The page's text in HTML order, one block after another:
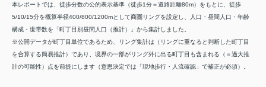
本レポートでは、徒歩分数の公的表示基準（徒歩1分＝道路距離80m）をもとに、徒歩
5/10/15分を概算半径400/800/1200mとして商圏リングを設定し、人口・昼間人口・年齢
構成・世帯数を「町丁目別昼間人口（推計）」から集計しました。
※公開データが町丁目単位であるため、リング集計は（リングに重なると判断した町丁目
を合算する簡易推計）であり、境界の一部がリング外に出る町丁目も含まれる（＝過大推
計の可能性）点を前提にします（意思決定では「現地歩行・人流確認」で補正が必須）。